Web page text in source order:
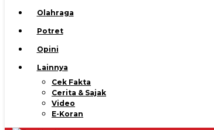
Olahraga
Potret
Opini
Lainnya
Cek Fakta
Cerita & Sajak
Video
E-Koran